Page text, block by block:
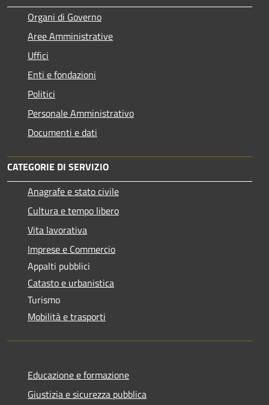
Organi di Governo
Aree Amministrative
Uffici
Enti e fondazioni
Politici
Personale Amministrativo
Documenti e dati
CATEGORIE DI SERVIZIO
Anagrafe e stato civile
Cultura e tempo libero
Vita lavorativa
Imprese e Commercio
Appalti pubblici
Catasto e urbanistica
Turismo
Mobilità e trasporti
Educazione e formazione
Giustizia e sicurezza pubblica